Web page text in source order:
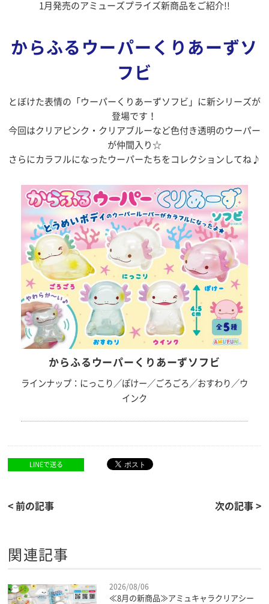
1月発売のアミューズプライズ新商品をご紹介!!
からふるウーパーくりあーずソ
フビ
とぼけた表情の「ウーパーくりあーずソフビ」に新シリーズが
登場です！
今回はクリアピンク・クリアブルーなど色付き透明のウーパー
が仲間入り☆
さらにカラフルになったウーパーたちをコレクションしてね♪
からふるウーパーくりあーずソフビ
ラインナップ：にっこり／ぽけー／ごろごろ／おすわり／ウ
インク
LINEで送る
< 前の記事 次の記事 >
関連記事
2026/08/06
≪8月の新商品≫アミュキャラクリアシー